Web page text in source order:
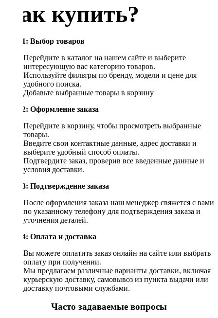
Как купить?
Шаг 1: Выбор товаров
Перейдите в каталог на нашем сайте и выберите
интересующую вас категорию товаров.
Используйте фильтры по бренду, модели и цене для
удобного поиска.
Добавьте выбранные товары в корзину
Шаг 2: Оформление заказа
Перейдите в корзину, чтобы просмотреть выбранные
товары.
Введите свои контактные данные, адрес доставки и
выберите удобный способ оплаты.
Подтвердите заказ, проверив все введенные данные и
условия доставки.
Шаг 3: Подтверждение заказа
После оформления заказа наш менеджер свяжется с вами
по указанному телефону для подтверждения заказа и
уточнения деталей.
Шаг 4: Оплата и доставка
Вы можете оплатить заказ онлайн на сайте или выбрать
оплату при получении.
Мы предлагаем различные варианты доставки, включая
курьерскую доставку, самовывоз из пункта выдачи или
доставку почтовыми службами.
Часто задаваемые вопросы